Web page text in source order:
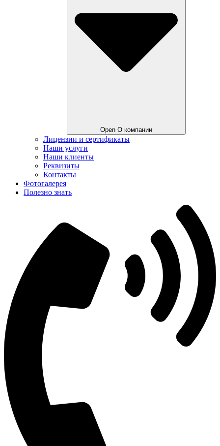
Open О компании
Лицензии и сертификаты
Наши услуги
Наши клиенты
Реквизиты
Контакты
Фотогалерея
Полезно знать